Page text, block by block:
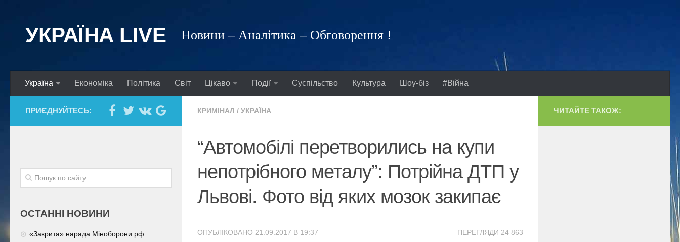
УКРАЇНА LIVE Новини – Аналітика – Обговорення !
Україна Економіка Політика Світ Цікаво Події Суспільство Культура Шоу-біз #Війна
КРИМІНАЛ / УКРАЇНА
“Автомобілі перетворились на купи
непотрібного металу”: Потрійна ДТП у
Львові. Фото від яких мозок закипає
ПЕРЕГЛЯДИ 24 863
ОПУБЛІКОВАНО 21.09.2017 В 19:37
ПРИЄДНУЙТЕСЬ:
ОСТАННІ НОВИНИ
«Закрита» нарада Міноборони рф
ЧИТАЙТЕ ТАКОЖ: